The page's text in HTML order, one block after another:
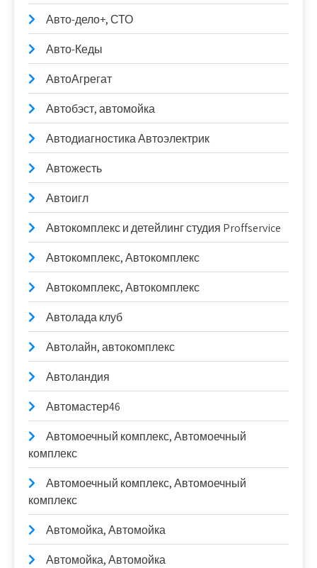
Авто-дело+, СТО
Авто-Кеды
АвтоАгрегат
Автобэст, автомойка
Автодиагностика Автоэлектрик
Автожесть
Автоигл
Автокомплекс и детейлинг студия Proffservice
Автокомплекс, Автокомплекс
Автокомплекс, Автокомплекс
Автолада клуб
Автолайн, автокомплекс
Автоландия
Автомастер46
Автомоечный комплекс, Автомоечный
комплекс
Автомоечный комплекс, Автомоечный
комплекс
Автомойка, Автомойка
Автомойка, Автомойка